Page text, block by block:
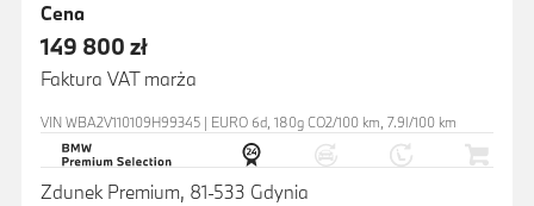
Cena
149 800 zł
Faktura VAT marża
VIN WBA2V110109H99345 | EURO 6d, 180g CO2/100 km, 7.9l/100 km
Zdunek Premium, 81-533 Gdynia